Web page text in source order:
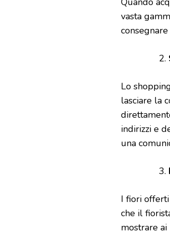
vasta
Lo
lasciare la
indirizzi e
una
I fiori
che il
mostrare